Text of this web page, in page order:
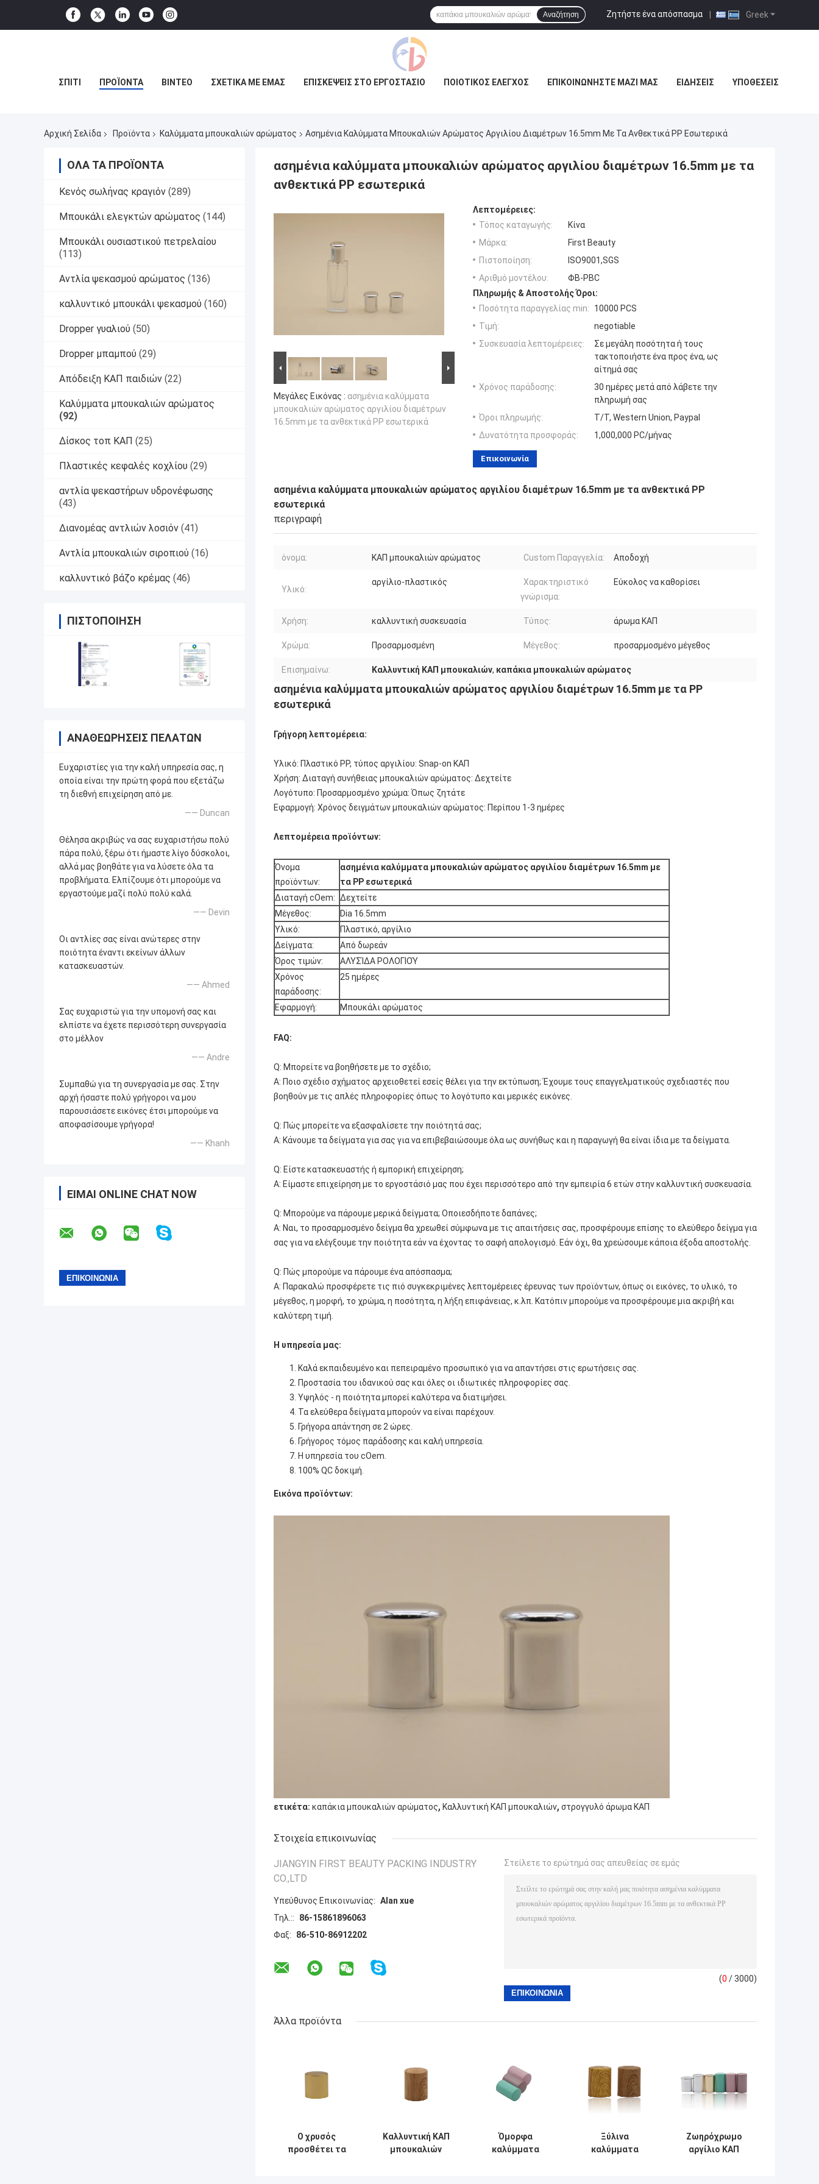
Greek
Ζητήστε ένα απόσπασμα |
Αναζήτηση
ΣΠΊΤΙ ΠΡΟΪΌΝΤΑ ΒΊΝΤΕΟ ΣΧΕΤΙΚΆ ΜΕ ΕΜΆΣ ΕΠΙΣΚΈΨΕΙΣ ΣΤΟ ΕΡΓΟΣΤΆΣΙΟ ΠΟΙΟΤΙΚΌΣ ΈΛΕΓΧΟΣ ΕΠΙΚΟΙΝΩΝΉΣΤΕ ΜΑΖΊ ΜΑΣ ΕΙΔΉΣΕΙΣ ΥΠΟΘΈΣΕΙΣ
Αρχική Σελίδα Προϊόντα Καλύμματα μπουκαλιών αρώματος Ασημένια Καλύμματα Μπουκαλιών Αρώματος Αργιλίου Διαμέτρων 16.5mm Με Τα Ανθεκτικά PP Εσωτερικά
ΌΛΑ ΤΑ ΠΡΟΪΌΝΤΑ
Κενός σωλήνας κραγιόν (289)
Μπουκάλι ελεγκτών αρώματος (144)
Μπουκάλι ουσιαστικού πετρελαίου
(113)
Αντλία ψεκασμού αρώματος (136)
καλλυντικό μπουκάλι ψεκασμού (160)
Dropper γυαλιού (50)
Dropper μπαμπού (29)
Απόδειξη ΚΑΠ παιδιών (22)
Καλύμματα μπουκαλιών αρώματος
(92)
Δίσκος τοπ ΚΑΠ (25)
Πλαστικές κεφαλές κοχλίου (29)
αντλία ψεκαστήρων υδρονέφωσης
(43)
Διανομέας αντλιών λοσιόν (41)
Αντλία μπουκαλιών σιροπιού (16)
καλλυντικό βάζο κρέμας (46)
ΠΙΣΤΟΠΟΊΗΣΗ
ΑΝΑΘΕΩΡΉΣΕΙΣ ΠΕΛΑΤΏΝ
Ευχαριστίες για την καλή υπηρεσία σας, η
οποία είναι την πρώτη φορά που εξετάζω
τη διεθνή επιχείρηση από με.
—— Duncan
Θέλησα ακριβώς να σας ευχαριστήσω πολύ
πάρα πολύ, ξέρω ότι ήμαστε λίγο δύσκολοι,
αλλά μας βοηθάτε για να λύσετε όλα τα
προβλήματα. Ελπίζουμε ότι μπορούμε να
εργαστούμε μαζί πολύ πολύ καλά.
—— Devin
Οι αντλίες σας είναι ανώτερες στην
ποιότητα έναντι εκείνων άλλων
κατασκευαστών.
—— Ahmed
Σας ευχαριστώ για την υπομονή σας και
ελπίστε να έχετε περισσότερη συνεργασία
στο μέλλον
—— Andre
Συμπαθώ για τη συνεργασία με σας. Στην
αρχή ήσαστε πολύ γρήγοροι να μου
παρουσιάσετε εικόνες έτσι μπορούμε να
αποφασίσουμε γρήγορα!
—— Khanh
ΕΊΜΑΙ ONLINE CHAT NOW
ασημένια καλύμματα μπουκαλιών αρώματος αργιλίου διαμέτρων 16.5mm με τα
ανθεκτικά PP εσωτερικά
Μεγάλες Εικόνας : ασημένια καλύμματα
μπουκαλιών αρώματος αργιλίου διαμέτρων
16.5mm με τα ανθεκτικά PP εσωτερικά
Λεπτομέρειες:
Τόπος καταγωγής:
Κίνα
Μάρκα:
First Beauty
Πιστοποίηση:
ISO9001,SGS
Αριθμό μοντέλου:
ΦΒ-PBC
Πληρωμής & Αποστολής Όροι:
Ποσότητα παραγγελίας min:
10000 PCS
Τιμή:
negotiable
Συσκευασία λεπτομέρειες:
Σε μεγάλη ποσότητα ή τους
τακτοποιήστε ένα προς ένα, ως
αίτημά σας
Χρόνος παράδοσης:
30 ημέρες μετά από λάβετε την
πληρωμή σας
Όροι πληρωμής:
T/T, Western Union, Paypal
Δυνατότητα προσφοράς:
1,000,000 PC/μήνας
Επικοινωνία
ασημένια καλύμματα μπουκαλιών αρώματος αργιλίου διαμέτρων 16.5mm με τα ανθεκτικά PP
εσωτερικά
περιγραφή
όνομα: ΚΑΠ μπουκαλιών αρώματος Custom Παραγγελία: Αποδοχή
Υλικό:
αργίλιο-πλαστικός
Χαρακτηριστικό
γνώρισμα:
Εύκολος να καθορίσει
Χρήση: καλλυντική συσκευασία Τύπος: άρωμα ΚΑΠ
Χρώμα: Προσαρμοσμένη Μέγεθος: προσαρμοσμένο μέγεθος
Επισημαίνω: Καλλυντική ΚΑΠ μπουκαλιών, καπάκια μπουκαλιών αρώματος
ασημένια καλύμματα μπουκαλιών αρώματος αργιλίου διαμέτρων 16.5mm με τα PP
εσωτερικά
Γρήγορη λεπτομέρεια:
Υλικό: Πλαστικό PP, τύπος αργιλίου: Snap-on ΚΑΠ
Χρήση: Διαταγή συνήθειας μπουκαλιών αρώματος: Δεχτείτε
Λογότυπο: Προσαρμοσμένο χρώμα: Όπως ζητάτε
Εφαρμογή: Χρόνος δειγμάτων μπουκαλιών αρώματος: Περίπου 1-3 ημέρες
Λεπτομέρεια προϊόντων:
Όνομα
προϊόντων:
ασημένια καλύμματα μπουκαλιών αρώματος αργιλίου διαμέτρων 16.5mm με
τα PP εσωτερικά
Διαταγή cOem: Δεχτείτε
Μέγεθος:
Dia 16.5mm
Υλικό:
Πλαστικό, αργίλιο
Δείγματα:
Από δωρεάν
Όρος τιμών:
ΑΛΥΣΊΔΑ ΡΟΛΟΓΙΟΎ
Χρόνος
παράδοσης:
25 ημέρες
Εφαρμογή: Μπουκάλι αρώματος
FAQ:
Q: Μπορείτε να βοηθήσετε με το σχέδιο;
Α: Ποιο σχέδιο σχήματος αρχειοθετεί εσείς θέλει για την εκτύπωση; Έχουμε τους επαγγελματικούς σχεδιαστές που
βοηθούν με τις απλές πληροφορίες όπως το λογότυπο και μερικές εικόνες.
Q: Πώς μπορείτε να εξασφαλίσετε την ποιότητά σας;
Α: Κάνουμε τα δείγματα για σας για να επιβεβαιώσουμε όλα ως συνήθως και η παραγωγή θα είναι ίδια με τα δείγματα.
Q: Είστε κατασκευαστής ή εμπορική επιχείρηση;
Α: Είμαστε επιχείρηση με το εργοστάσιό μας που έχει περισσότερο από την εμπειρία 6 ετών στην καλλυντική συσκευασία.
Q: Μπορούμε να πάρουμε μερικά δείγματα; Οποιεσδήποτε δαπάνες;
Α: Ναι, το προσαρμοσμένο δείγμα θα χρεωθεί σύμφωνα με τις απαιτήσεις σας, προσφέρουμε επίσης το ελεύθερο δείγμα για
σας για να ελέγξουμε την ποιότητα εάν να έχοντας το σαφή απολογισμό. Εάν όχι, θα χρεώσουμε κάποια έξοδα αποστολής.
Q: Πώς μπορούμε να πάρουμε ένα απόσπασμα;
Α: Παρακαλώ προσφέρετε τις πιό συγκεκριμένες λεπτομέρειες έρευνας των προϊόντων, όπως οι εικόνες, το υλικό, το
μέγεθος, η μορφή, το χρώμα, η ποσότητα, η λήξη επιφάνειας, κ.λπ. Κατόπιν μπορούμε να προσφέρουμε μια ακριβή και
καλύτερη τιμή.
Η υπηρεσία μας:
Καλά εκπαιδευμένο και πεπειραμένο προσωπικό για να απαντήσει στις ερωτήσεις σας.
Προστασία του ιδανικού σας και όλες οι ιδιωτικές πληροφορίες σας.
Υψηλός - η ποιότητα μπορεί καλύτερα να διατιμήσει.
Τα ελεύθερα δείγματα μπορούν να είναι παρέχουν.
Γρήγορα απάντηση σε 2 ώρες.
Γρήγορος τόμος παράδοσης και καλή υπηρεσία.
Η υπηρεσία του cOem.
100% QC δοκιμή.
Εικόνα προϊόντων:
ετικέτα: καπάκια μπουκαλιών αρώματος, Καλλυντική ΚΑΠ μπουκαλιών, στρογγυλό άρωμα ΚΑΠ
Στοιχεία επικοινωνίας
JIANGYIN FIRST BEAUTY PACKING INDUSTRY
CO.,LTD
Υπεύθυνος Επικοινωνίας: Alan xue
Τηλ.::
86-15861896063
Φαξ:
86-510-86912202
Στείλετε το ερώτημά σας απευθείας σε εμάς
(0 / 3000)
Άλλα προϊόντα
Ο χρυσός
προσθέτει τα
Καλλυντική ΚΑΠ
μπουκαλιών
Όμορφα
καλύμματα
Ξύλινα
καλύμματα
Ζωηρόχρωμο
αργίλιο ΚΑΠ